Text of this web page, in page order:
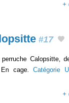
+
#17
perruche Calopsitte,
En cage.Catégorie
+